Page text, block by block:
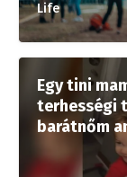
Life
Egy tini
terhességi
barátnőm